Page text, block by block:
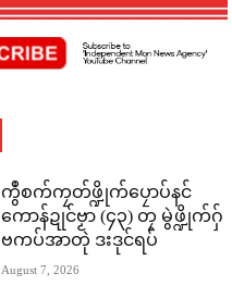
ကွဳစက်ကၠတ်ဖ္ဍိုက်ပၠောပ်နင်
ကောန်ဍုင်ဗၟာ (၄၃) တၠ မွဲဖ္ဍိုက်ဂှ်
ဗကပ်အာတုဲ ဒးဒုင်ရပ်
August 7, 2026